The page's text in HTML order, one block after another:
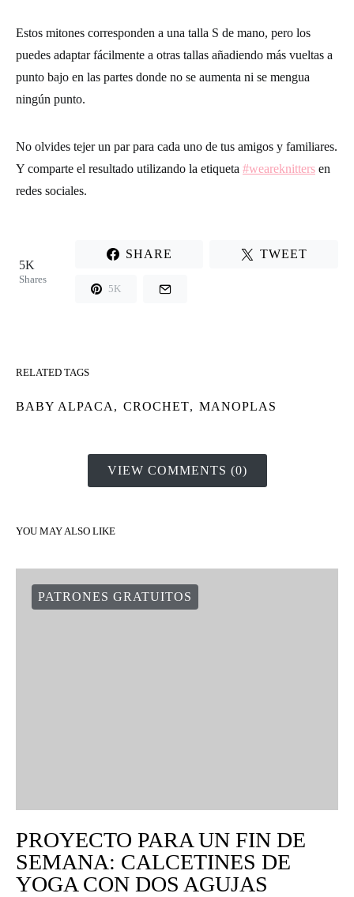
Estos mitones corresponden a una talla S de mano, pero los
puedes adaptar fácilmente a otras tallas añadiendo más vueltas a
punto bajo en las partes donde no se aumenta ni se mengua
ningún punto.
No olvides tejer un par para cada uno de tus amigos y familiares.
Y comparte el resultado utilizando la etiqueta #weareknitters en
redes sociales.
5K
Shares
SHARE TWEET
5K
RELATED TAGS
BABY ALPACA , CROCHET, MANOPLAS
VIEW COMMENTS (0)
YOU MAY ALSO LIKE
PATRONES GRATUITOS
PROYECTO PARA UN FIN DE
SEMANA: CALCETINES DE
YOGA CON DOS AGUJAS